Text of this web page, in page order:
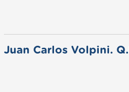
Juan Carlos Volpini.